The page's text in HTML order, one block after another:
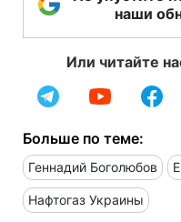
наши
Или читайте
Больше по теме:
Геннадий Боголюбов
Нафтогаз Украины